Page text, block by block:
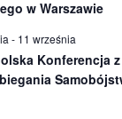
w Warszawie
- 11 września
Konferencja